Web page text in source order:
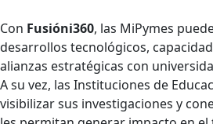
Con Fusióni360, las MiPymes
desarrollos tecnológicos,
alianzas estratégicas con
A su vez, las Instituciones de
visibilizar sus investigaciones y